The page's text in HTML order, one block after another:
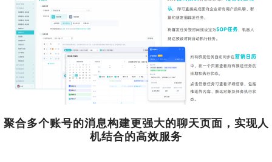
聚合多个账号的消息构建更强大的聊天页面，实现人
机结合的高效服务